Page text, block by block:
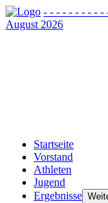
- - - - - - - - - -
August 2026
Startseite
Vorstand
Athleten
Jugend
Ergebnisse